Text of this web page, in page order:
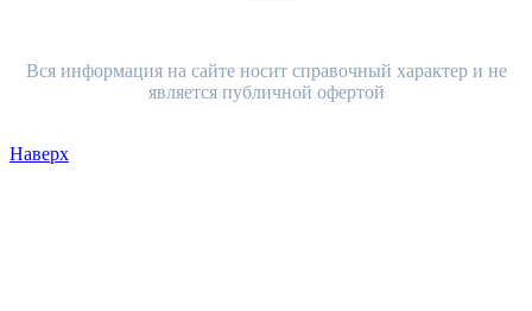
Вся информация на сайте носит справочный характер и не
является публичной офертой
Наверх